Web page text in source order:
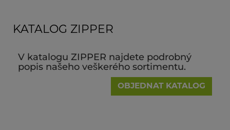
KATALOG ZIPPER
V katalogu ZIPPER najdete podrobný
popis našeho veškerého sortimentu.
OBJEDNAT KATALOG